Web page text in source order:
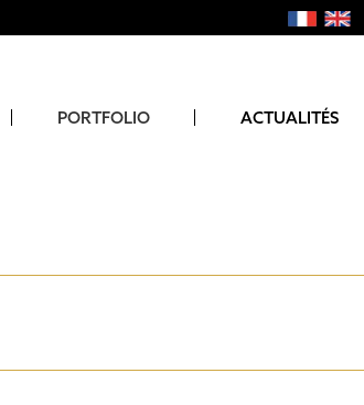
PORTFOLIO
JONGLEI
ACTUALITÉS